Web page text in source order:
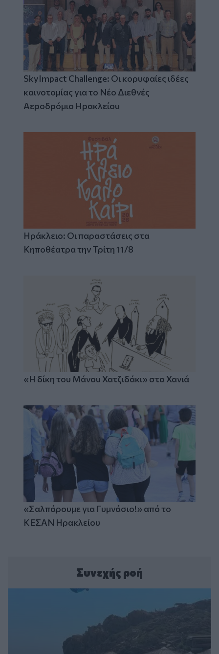
SkyImpact Challenge: Οι κορυφαίες ιδέες
καινοτομίας για το Νέο Διεθνές
Αεροδρόμιο Ηρακλείου
Ηράκλειο: Οι παραστάσεις στα
Κηποθέατρα την Τρίτη 11/8
«Η δίκη του Μάνου Χατζιδάκι» στα Χανιά
«Σαλπάρουμε για Γυμνάσιο!» από το
ΚΕΣΑΝ Ηρακλείου
Συνεχής ροή